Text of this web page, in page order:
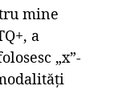
mine
a
„x”-